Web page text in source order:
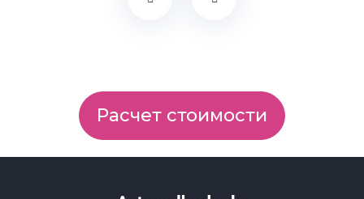
Расчет стоимости